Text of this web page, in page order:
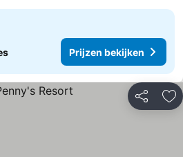
Prijzen bekijken
Delen